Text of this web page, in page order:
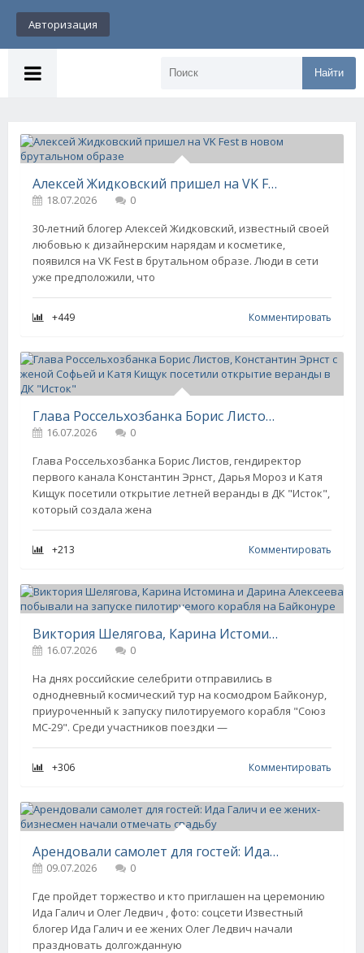
Авторизация
Найти
Алексей Жидковский пришел на VK Fest в новом брутальном образе
18.07.2026
0
30-летний блогер Алексей Жидковский, известный своей
любовью к дизайнерским нарядам и косметике,
появился на VK Fest в брутальном образе. Люди в сети
уже предположили, что
+449 Комментировать
Глава Россельхозбанка Борис Листов, Константин Эрнст с женой Софьей и Катя Кищук посетили открытие веранды в ДК "Исток"
16.07.2026
0
Глава Россельхозбанка Борис Листов, гендиректор
первого канала Константин Эрнст, Дарья Мороз и Катя
Кищук посетили открытие летней веранды в ДК "Исток",
который создала жена
+213 Комментировать
Виктория Шелягова, Карина Истомина и Дарина Алексеева побывали на запуске пилотируемого корабля на Байконуре
16.07.2026
0
На днях российские селебрити отправились в
однодневный космический тур на космодром Байконур,
приуроченный к запуску пилотируемого корабля "Союз
МС-29". Среди участников поездки —
+306 Комментировать
Арендовали самолет для гостей: Ида Галич и ее жених-бизнесмен начали отмечать свадьбу
09.07.2026
0
Где пройдет торжество и кто приглашен на церемонию
Ида Галич и Олег Ледвич , фото: соцсети Известный
блогер Ида Галич и ее жених Олег Ледвич начали
праздновать долгожданную